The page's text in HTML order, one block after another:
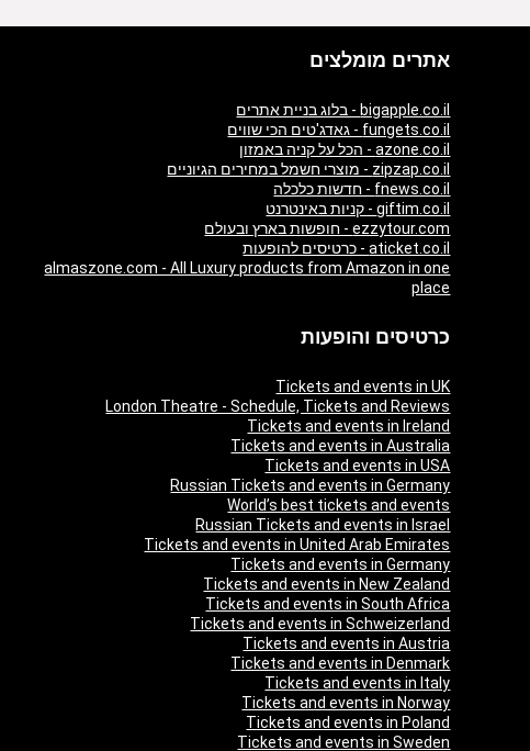
אתרים מומלצים
bigapple.co.il - בלוג בניית אתרים
fungets.co.il - גאדג'טים הכי שווים
azone.co.il - הכל על קניה באמזון
zipzap.co.il - מוצרי חשמל במחירים הגיוניים
fnews.co.il - חדשות כלכלה
giftim.co.il - קניות באינטרנט
ezzytour.com - חופשות בארץ ובעולם
aticket.co.il - כרטיסים להופעות
almaszone.com - All Luxury products from Amazon in one
place
כרטיסים והופעות
Tickets and events in UK
London Theatre - Schedule, Tickets and Reviews
Tickets and events in Ireland
Tickets and events in Australia
Tickets and events in USA
Russian Tickets and events in Germany
World’s best tickets and events
Russian Tickets and events in Israel
Tickets and events in United Arab Emirates
Tickets and events in Germany
Tickets and events in New Zealand
Tickets and events in South Africa
Tickets and events in Schweizerland
Tickets and events in Austria
Tickets and events in Denmark
Tickets and events in Italy
Tickets and events in Norway
Tickets and events in Poland
Tickets and events in Sweden